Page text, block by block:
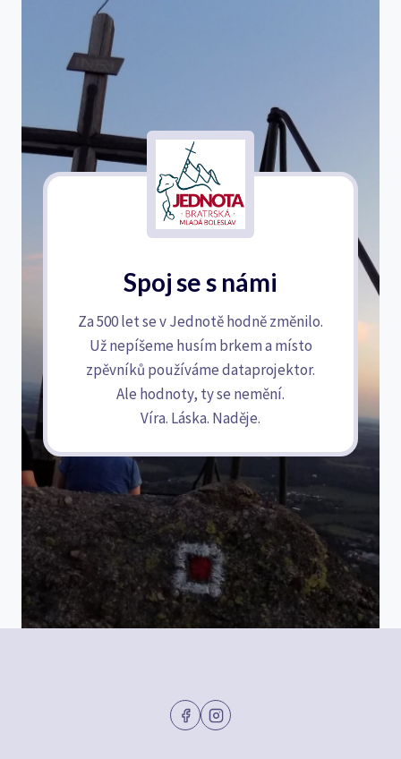
Spoj se s námi
Za 500 let se v Jednotě hodně změnilo.
Už nepíšeme husím brkem a místo
zpěvníků používáme dataprojektor.
Ale hodnoty, ty se nemění.
Víra. Láska. Naděje.